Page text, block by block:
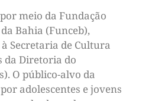
meio da Fundação
Bahia (Funceb),
Secretaria de Cultura
da Diretoria do
O público-alvo da
adolescentes e jovens